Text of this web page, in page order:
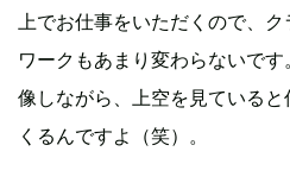
上でお仕事をいただくので、
ワークもあまり変わらないで
像しながら、上空を見ている
くるんですよ（笑）。